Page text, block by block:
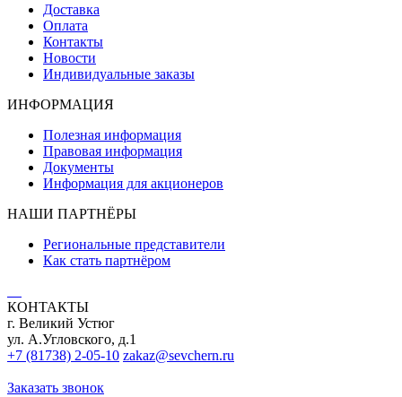
Доставка
Оплата
Контакты
Новости
Индивидуальные заказы
ИНФОРМАЦИЯ
Полезная информация
Правовая информация
Документы
Информация для акционеров
НАШИ ПАРТНЁРЫ
Региональные представители
Как стать партнёром
КОНТАКТЫ
г. Великий Устюг
ул. А.Угловского, д.1
+7 (81738) 2-05-10 zakaz@sevchern.ru
Заказать звонок